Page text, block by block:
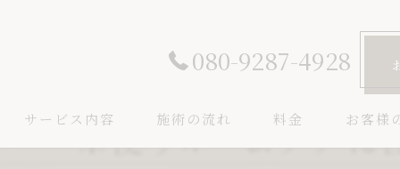
080-9287-4928
サービス内容 施術の流れ 料金 お客様